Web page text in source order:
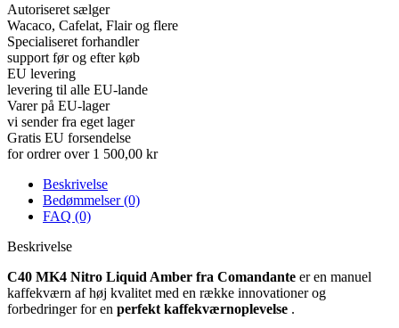
Autoriseret sælger
Wacaco, Cafelat, Flair og flere
Specialiseret forhandler
support før og efter køb
EU levering
levering til alle EU-lande
Varer på EU-lager
vi sender fra eget lager
Gratis EU forsendelse
for ordrer over 1 500,00 kr
Beskrivelse
Bedømmelser (0)
FAQ (0)
Beskrivelse
C40 MK4 Nitro Liquid Amber fra Comandante er en manuel
kaffekværn af høj kvalitet med en række innovationer og
forbedringer for en perfekt kaffekværnoplevelse .